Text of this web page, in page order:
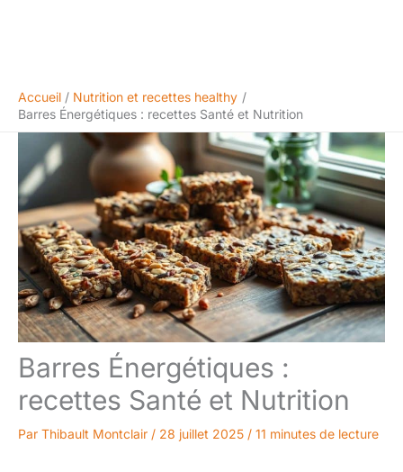
Accueil
Nutrition et recettes healthy
Barres Énergétiques : recettes Santé et Nutrition
Barres Énergétiques :
recettes Santé et Nutrition
Par Thibault Montclair / 28 juillet 2025 / 11 minutes de lecture